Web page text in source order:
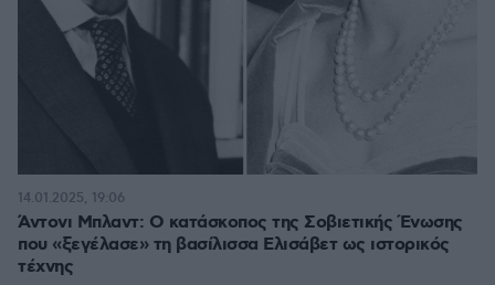
Άντονι Μπλαντ: Ο κατάσκοπος της Σοβιετικής Ένωσης
που «ξεγέλασε» τη βασίλισσα Ελισάβετ ως ιστορικός
τέχνης
14.01.2025, 19:06